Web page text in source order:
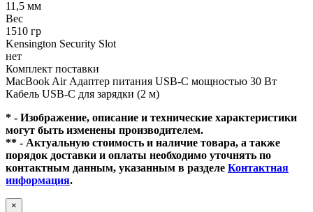
11,5 мм
Вес
1510 гр
Kensington Security Slot
нет
Комплект поставки
MacBook Air Адаптер питания USB‑C мощностью 30 Вт
Кабель USB‑C для зарядки (2 м)
* - Изображение, описание и технические характеристики
могут быть изменены производителем.
** - Актуальную стоимость и наличие товара, а также
порядок доставки и оплаты необходимо уточнять по
контактным данным, указанным в разделе Контактная
информация.
×